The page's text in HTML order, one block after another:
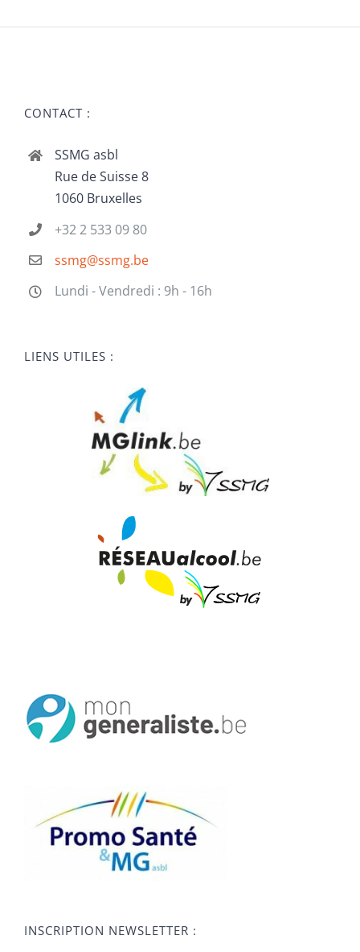
CONTACT :
SSMG asbl
Rue de Suisse 8
1060 Bruxelles
+32 2 533 09 80
ssmg@ssmg.be
Lundi - Vendredi : 9h - 16h
LIENS UTILES :
INSCRIPTION NEWSLETTER :